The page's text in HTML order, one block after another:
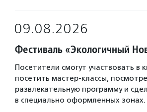
09.08.2026
Фестиваль «Экологичный
Посетители смогут участвовать в
посетить мастер-классы,
развлекательную программу и
в специально оформленных зонах.